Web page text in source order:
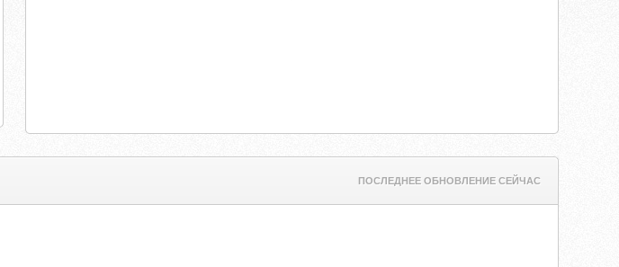
ПОСЛЕДНЕЕ ОБНОВЛЕНИЕ СЕЙЧАС